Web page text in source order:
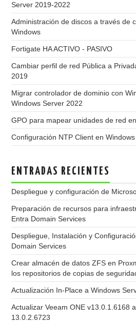
Server 2019-2022
Administración de discos a través de
Windows
Fortigate HA ACTIVO - PASIVO
Cambiar perfil de red Pública a
2019
Migrar controlador de dominio con
Windows Server 2022
GPO para mapear unidades de red
Configuración NTP Client en Windows
ENTRADAS RECIENTES
Despliegue y configuración de
Preparación de recursos para
Entra Domain Services
Despliegue, Instalación y
Domain Services
Crear almacén de datos ZFS en
los repositorios de copias de
Actualización In-Place a Windows
Actualizar Veeam ONE v13.0.1.6168
13.0.2.6723